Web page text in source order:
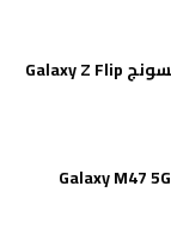
جميع مواصفات هاتف سامسونج Galaxy Z Flip
مواصفات هاتف سامسونج Galaxy M47 5G